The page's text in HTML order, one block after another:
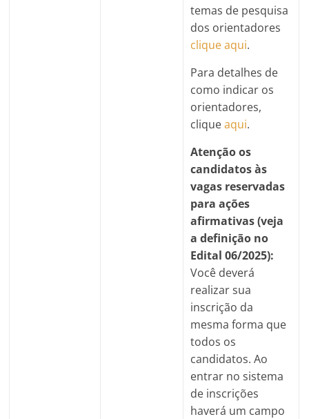
temas de pesquisa
dos orientadores
clique aqui.
Para detalhes de
como indicar os
orientadores,
cliqueaqui.
Atenção os
candidatos às
vagas reservadas
para ações
afirmativas (veja
a definição no
Edital 06/2025):
Você deverá
realizar sua
inscrição da
mesma forma que
todos os
candidatos. Ao
entrar no sistema
de inscrições
haverá um campo